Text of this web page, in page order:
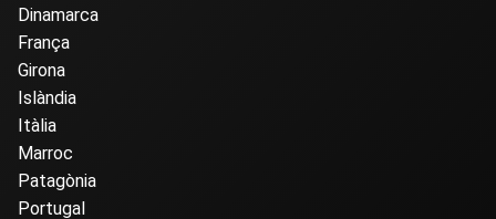
Dinamarca
França
Girona
Islàndia
Itàlia
Marroc
Patagònia
Portugal